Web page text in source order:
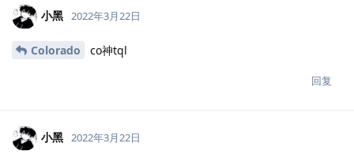
小黑 2022年3月22日
Colorado co神tql
回复
小黑 2022年3月22日